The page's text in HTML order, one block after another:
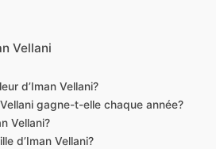
Vellani
d’Iman Vellani​​?
gagne-t-elle chaque année​​?
Vellani​​?
d’Iman Vellani​​?